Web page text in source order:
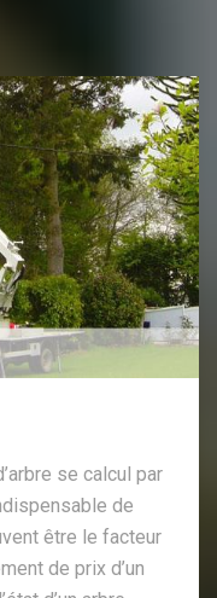
se calcul par
de
être le facteur
de prix d’un